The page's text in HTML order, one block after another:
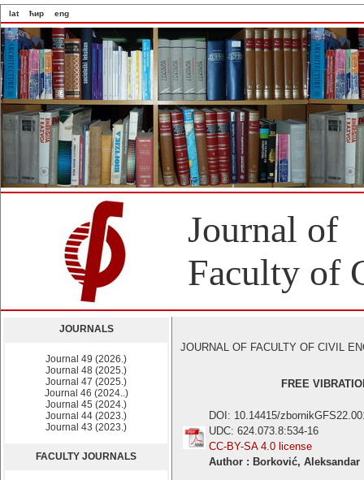
lat ћир eng
Journal of
Faculty of
JOURNALS
Journal 49 (2026.)
Journal 48 (2025.)
Journal 47 (2025.)
Journal 46 (2024..)
Journal 45 (2024.)
Journal 44 (2023.)
Journal 43 (2023.)
FACULTY JOURNALS
JOURNAL OF FACULTY OF CIVIL
FREE
DOI: 10.14415/
UDC: 624.073.8:534-16
CC-BY-SA 4.0 license
Author : Borković, Aleksandar